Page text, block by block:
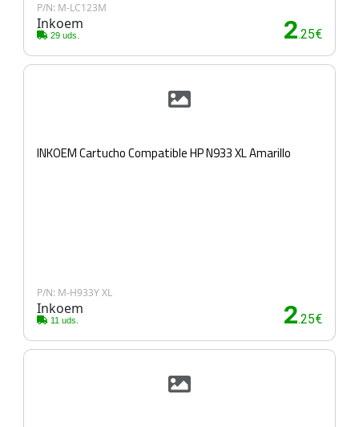
P/N: M-LC123M
Inkoem
29 uds. 2.25€
INKOEM Cartucho Compatible HP N933 XL Amarillo
P/N: M-H933Y XL
Inkoem
11 uds. 2.25€